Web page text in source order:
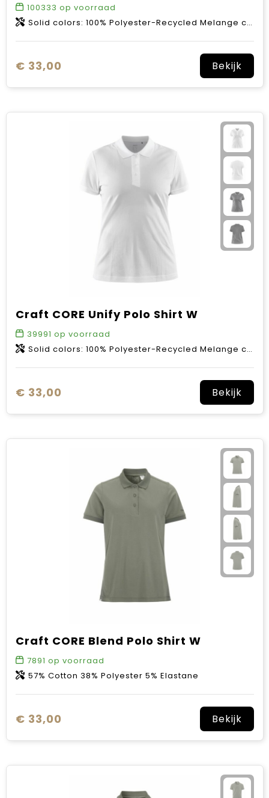
100333 op voorraad
Solid colors: 100% Polyester-Recycled Melange colors: 50% Polyester-Recycled 50% Polyester
€ 33,00 Bekijk
Craft CORE Unify Polo Shirt W
39991 op voorraad
Solid colors: 100% Polyester-Recycled Melange colors: 50% Polyester Recycled 50% Polyester
€ 33,00 Bekijk
Craft CORE Blend Polo Shirt W
7891 op voorraad
57% Cotton 38% Polyester 5% Elastane
€ 33,00 Bekijk